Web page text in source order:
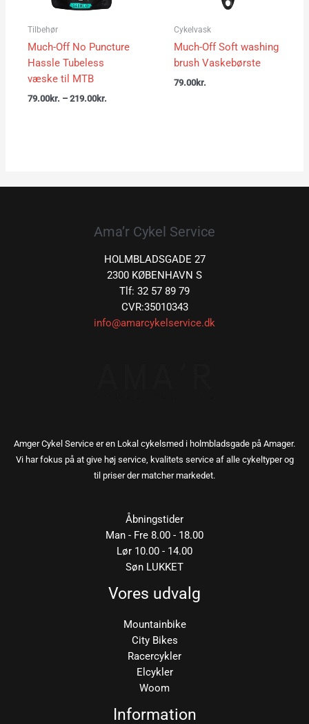
Tilbehør
Much-Off No Puncture
Hassle Tubeless
væske til MTB
79.00kr. – 219.00kr.
Cykelvask
Much-Off Soft washing
brush Vaskebørste
79.00kr.
Ama’r Cykel Service
HOLMBLADSGADE 27
2300 KØBENHAVN S
Tlf: 32 57 89 79
CVR:35010343
info@amarcykelservice.dk
Amger Cykel Service er en Lokal cykelsmed i holmbladsgade på Amager.
Vi har fokus på at give høj service, kvalitets service af alle cykeltyper og
til priser der matcher markedet.
Åbningstider
Man - Fre 8.00 - 18.00
Lør 10.00 - 14.00
Søn LUKKET
Vores udvalg
Mountainbike
City Bikes
Racercykler
Elcykler
Woom
Information